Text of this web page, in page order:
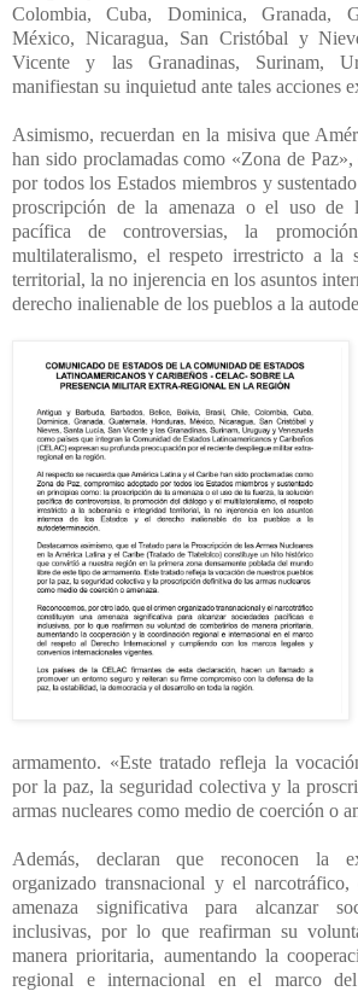
Colombia, Cuba, Dominica, Granada,
México, Nicaragua, San Cristóbal y
Vicente y las Granadinas, Surinam,
manifiestan su inquietud ante tales acciones
Asimismo, recuerdan en la misiva que
han sido proclamadas como «Zona de
por todos los Estados miembros y
proscripción de la amenaza o el uso de
pacífica de controversias, la
multilateralismo, el respeto irrestricto a la
territorial, la no injerencia en los asuntos
derecho inalienable de los pueblos a la
armamento. «Este tratado refleja la
por la paz, la seguridad colectiva y la
armas nucleares como medio de coerción o
Además, declaran que reconocen la
organizado transnacional y el narcotráfico,
amenaza significativa para alcanzar
inclusivas, por lo que reafirman su
manera prioritaria, aumentando la
regional e internacional en el marco